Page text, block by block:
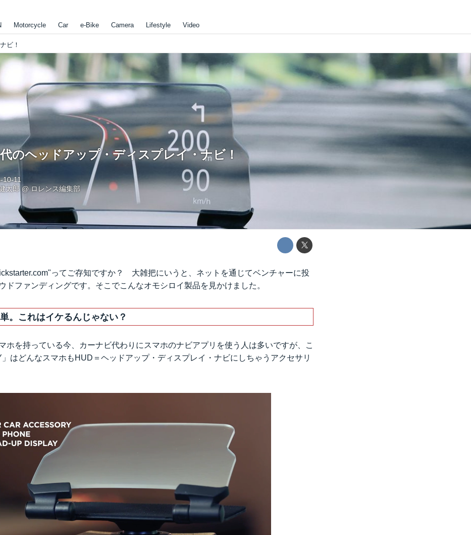
Motorcycle Car e-Bike Camera Lifestyle Video
ビ！
のヘッドアップ・ディスプレイ・ナビ！
10-11
太郎@ロレンス編集部
ってご存知ですか？ 大雑把にいうと、ネットを通じてベンチャーに投
ドファンディングです。そこでこんなオモシロイ製品を見かけました。
。これはイケるんじゃない？
ホを持っている今、カーナビ代わりにスマホのナビアプリを使う人は多いですが、こ
はどんなスマホもHUD＝ヘッドアップ・ディスプレイ・ナビにしちゃうアクセサリ